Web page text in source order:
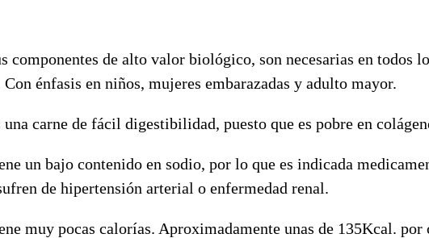
componentes de alto valor biológico, son necesarias en todos
énfasis en niños, mujeres embarazadas y adulto mayor.
una carne de fácil digestibilidad, puesto que es pobre en
un bajo contenido en sodio, por lo que es indicada
de hipertensión arterial o enfermedad renal.
muy pocas calorías. Aproximadamente unas de 135Kcal. por